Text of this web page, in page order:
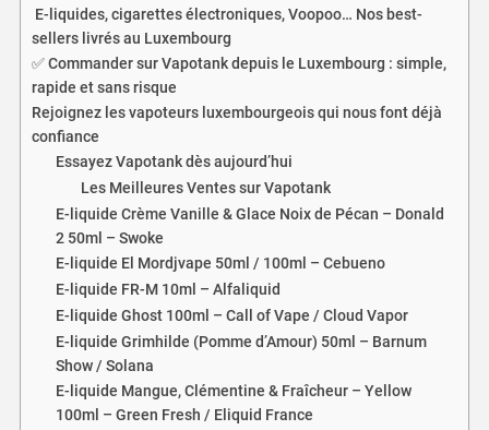
️ E-liquides, cigarettes électroniques, Voopoo… Nos best-
sellers livrés au Luxembourg
✅ Commander sur Vapotank depuis le Luxembourg : simple,
rapide et sans risque
Rejoignez les vapoteurs luxembourgeois qui nous font déjà
confiance
Essayez Vapotank dès aujourd’hui
Les Meilleures Ventes sur Vapotank
E-liquide Crème Vanille & Glace Noix de Pécan – Donald
2 50ml – Swoke
E-liquide El Mordjvape 50ml / 100ml – Cebueno
E-liquide FR-M 10ml – Alfaliquid
E-liquide Ghost 100ml – Call of Vape / Cloud Vapor
E-liquide Grimhilde (Pomme d’Amour) 50ml – Barnum
Show / Solana
E-liquide Mangue, Clémentine & Fraîcheur – Yellow
100ml – Green Fresh / Eliquid France